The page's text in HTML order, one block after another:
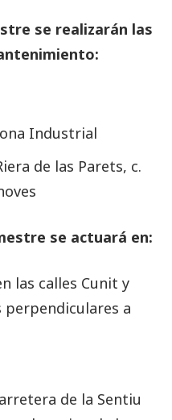
se realizarán las
Industrial
de las Parets, c.
se actuará en:
las calles Cunit y
perpendiculares a
de la Sentiu